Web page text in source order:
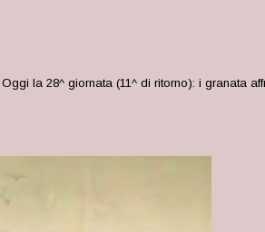
la 28^ giornata (11^ di ritorno): i granata